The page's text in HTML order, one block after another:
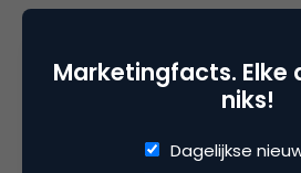
Marketingfacts. Elke
niks!
Dagelijkse